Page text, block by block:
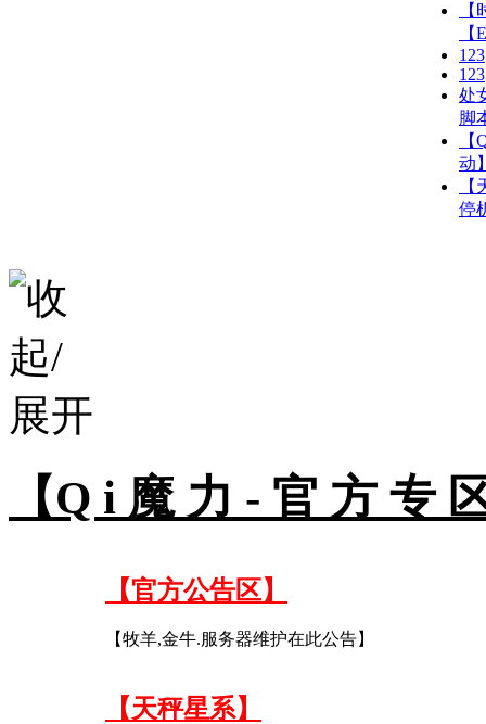
【
123
123
处
脚
动
停
【Q i 魔 力 - 官 方 专
【官方公告区】
【牧羊,金牛.服务器维护在此公告】
【天秤星系】